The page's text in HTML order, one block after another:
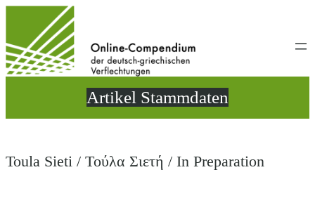
wechseln
Artikel Stammdaten
Toula Sieti / Τούλα Σιετή / In Preparation